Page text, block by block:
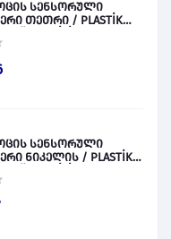
სენსორული
თეთრი / PLASTİK
სენსორული
ნიკელის / PLASTİK